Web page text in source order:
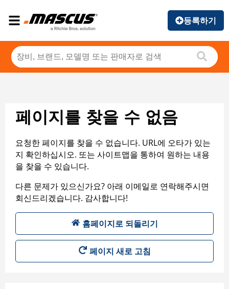
등록하기
페이지를 찾을 수 없음
요청한 페이지를 찾을 수 없습니다. URL에 오타가 있는
지 확인하십시오. 또는 사이트맵을 통하여 원하는 내용
을 찾을 수 있습니다.
다른 문제가 있으신가요? 아래 이메일로 연락해주시면
회신드리겠습니다. 감사합니다!
홈페이지로 되돌리기
페이지 새로 고침